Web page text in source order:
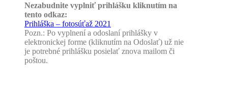
Nezabudnite vyplniť prihlášku kliknutím na
tento odkaz:
Prihláška – fotosúťaž 2021
Pozn.: Po vyplnení a odoslaní prihlášky v
elektronickej forme (kliknutím na Odoslať) už nie
je potrebné prihlášku posielať znova mailom či
poštou.